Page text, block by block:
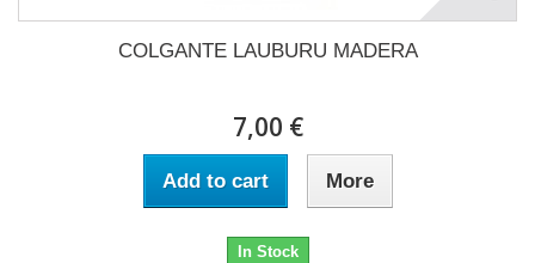
COLGANTE LAUBURU MADERA
7,00 €
Add to cart More
In Stock